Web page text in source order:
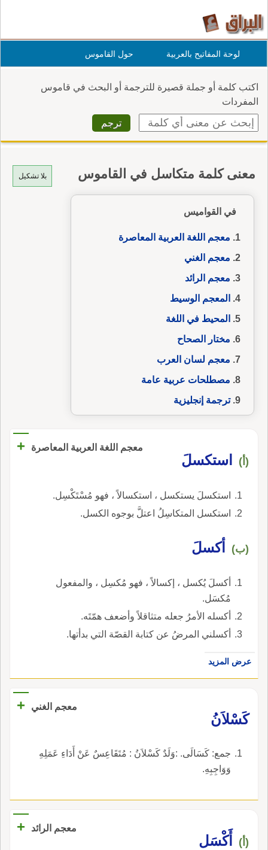
لوحة المفاتيح بالعربية حول القاموس
اكتب كلمة أو جملة قصيرة للترجمة أو البحث في قاموس
المفردات
بلا تشكيل معنى كلمة متكاسل في القاموس
في القواميس
معجم اللغة العربية المعاصرة
معجم الغني
معجم الرائد
المعجم الوسيط
المحيط في اللغة
مختار الصحاح
معجم لسان العرب
مصطلحات عربية عامة
ترجمة إنجليزية
معجم اللغة العربية المعاصرة +
(أ) استكسلَ
استكسلَ يستكسل ، استكسالاً ، فهو مُسْتَكْسِل.
استكسل المتكاسِلُ اعتلَّ بوجوه الكسل.
(ب) أكسلَ
أكسلَ يُكسل ، إكسالاً ، فهو مُكسِل ، والمفعول
مُكسَل.
أكسله الأمرُ جعله متثاقلاً وأضعف همّتَه.
أكسلني المرضُ عن كتابة القصّة التي بدأتها.
عرض المزيد
معجم الغني
+
كَسْلاَنُ
جمع: كَسَالَى. :وَلَدٌ كَسْلاَنُ : مُتَقَاعِسٌ عَنْ أَدَاءِ عَمَلِهِ
وَوَاجِبِهِ.
معجم الرائد +
(أ) أَكْسَل